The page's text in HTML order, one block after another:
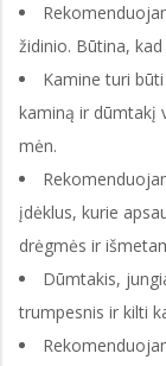
židinio. Būtina,
Kamine turi
kaminą ir dūmtakį
mėn.
įdėklus, kurie
drėgmės ir
Dūmtakis,
trumpesnis ir kilti